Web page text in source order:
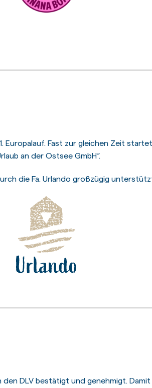
Europalauf. Fast zur gleichen Zeit
an der Ostsee GmbH“.
die Fa. Urlando großzügig
DLV bestätigt und genehmigt.